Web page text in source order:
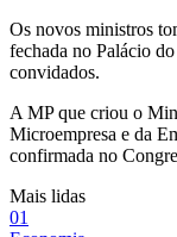
Os novos ministros
fechada no Palácio
convidados.
A MP que criou o
Microempresa e da
confirmada no
Mais lidas
01